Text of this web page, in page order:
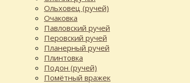
Ольховец (ручей)
Очаковка
Павловский ручей
Перовский ручей
Планерный ручей
Плинтовка
Подон (ручей)
Помётный вражек